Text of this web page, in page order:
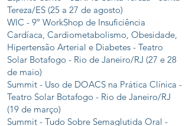
Tereza/ES (25 a 27 de agosto)
WIC - 9º WorkShop de Insuficiência
Cardíaca, Cardiometabolismo, Obesidade,
Hipertensão Arterial e Diabetes - Teatro
Solar Botafogo - Rio de Janeiro/RJ (27 e 28
de maio)
Summit - Uso de DOACS na Prática Clínica -
Teatro Solar Botafogo - Rio de Janeiro/RJ
(19 de março)
Summit - Tudo Sobre Semaglutida Oral -